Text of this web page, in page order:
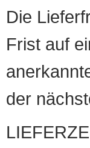
Die
Frist auf
der